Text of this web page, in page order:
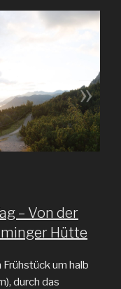
»
– Von der
Hütte
um halb
durch das